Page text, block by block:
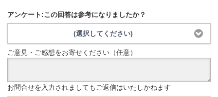
アンケート:この回答は参考になりましたか？
(選択してください)
ご意見・ご感想をお寄せください（任意）
お問合せを入力されましてもご返信はいたしかねます